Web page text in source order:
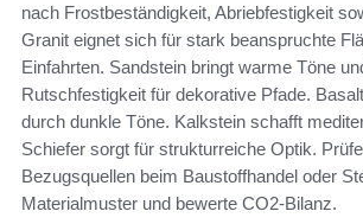
nach Frostbeständigkeit, Abriebfestigkeit
Granit eignet sich für stark beanspruchte
Einfahrten. Sandstein bringt warme Töne
Rutschfestigkeit für dekorative Pfade.
durch dunkle Töne. Kalkstein schafft
Schiefer sorgt für strukturreiche Optik.
Bezugsquellen beim Baustoffhandel oder
Materialmuster und bewerte CO2-Bilanz.